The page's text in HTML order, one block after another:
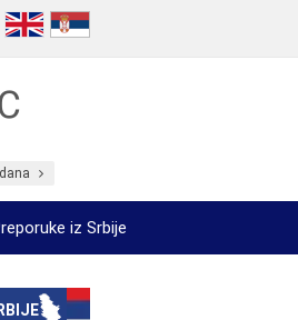
iz Srbije